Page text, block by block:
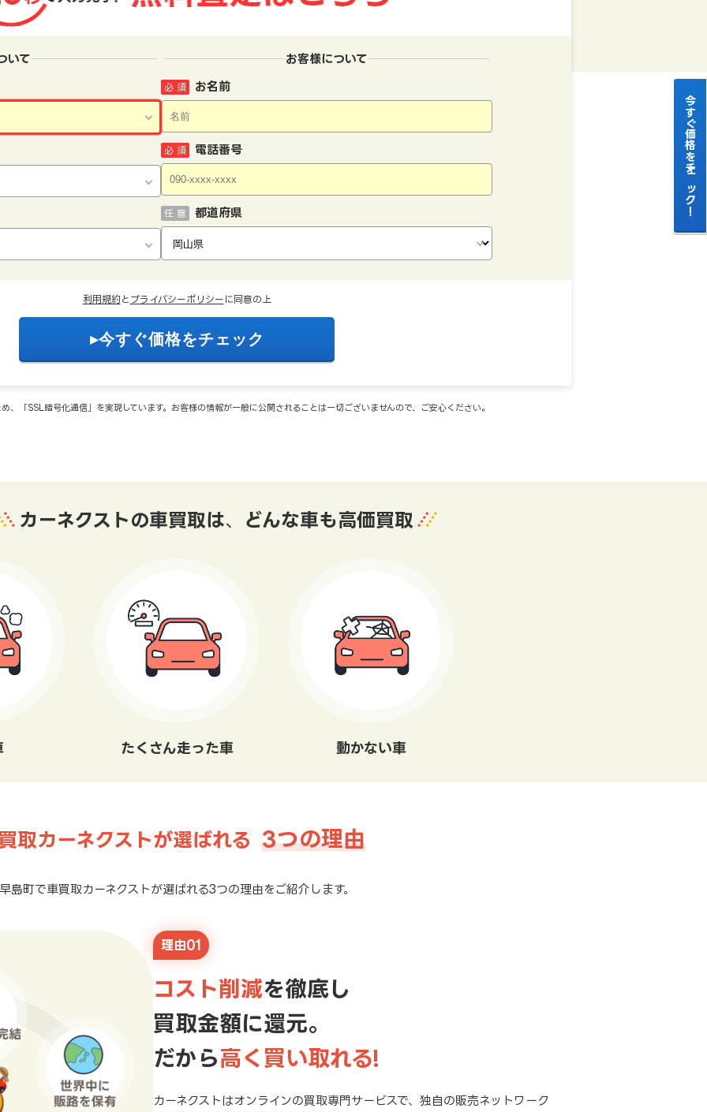
いて お客様について
お名前
必 須
電話番号
必 須
都道府県
任 意
利用規約 と プライバシーポリシー に同意の上
、「SSL暗号化通信」を実現しています。お客様の情報が一般に公開されることは一切ございませんので、ご安心ください。
カーネクストの車買取は、 どんな車も高価買取
たくさん走った車 動かない車
取カーネクストが選ばれる 3つの理由
島町で車買取カーネクストが選ばれる3つの理由をご紹介します。
理由01
コスト削減を徹底し
買取金額に還元。
だから高く買い取れる!
カーネクストはオンラインの買取専門サービスで、独自の販売ネットワーク
今すぐ価格をチェック！